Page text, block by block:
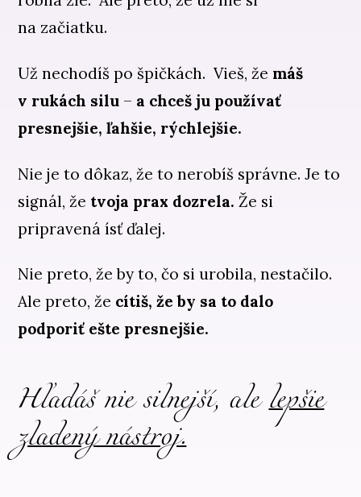
na začiatku.
Už nechodíš po špičkách. Vieš, že máš
v rukách silu – a chceš ju používať
presnejšie, ľahšie, rýchlejšie.
Nie je to dôkaz, že to nerobíš správne. Je to
signál, že tvoja prax dozrela. Že si
pripravená ísť ďalej.
Nie preto, že by to, čo si urobila, nestačilo.
Ale preto, že cítiš, že by sa to dalo
podporiť ešte presnejšie.
Hľadáš nie silnejší, ale lepšie
zladený nástroj.